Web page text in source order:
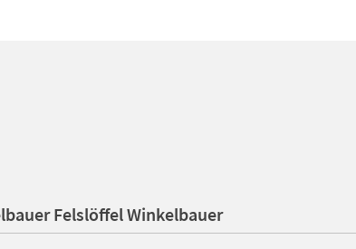
Felslöffel Winkelbauer